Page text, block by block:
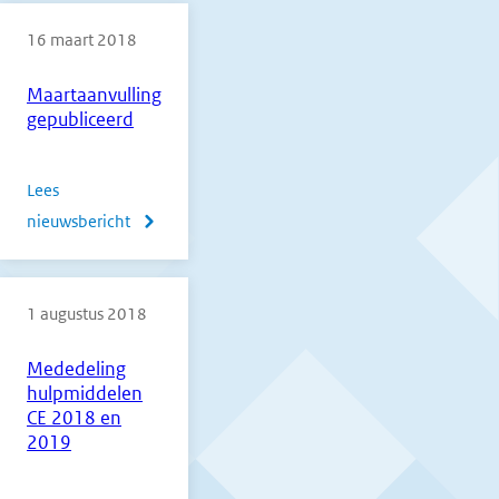
verschijnen
2018
Maartaanvulling
gepubliceerd
16 maart 2018
Lees
nieuwsbericht
over
Mededeling
hulpmiddelen
CE 2018 en
2019
1 augustus 2018